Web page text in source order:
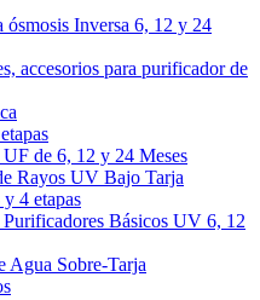
Inversa 6, 12 y 24
accesorios para purificador de
de 6, 12 y 24 Meses
Rayos UV Bajo Tarja
4 etapas
Básicos UV 6, 12
Agua Sobre-Tarja